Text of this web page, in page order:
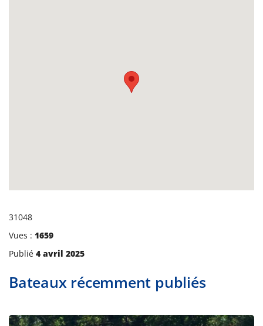
31048
Vues : 1659
Publié 4 avril 2025
Bateaux récemment publiés